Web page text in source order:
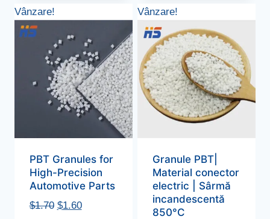
Vânzare!
PBT Granules for
High-Precision
Automotive Parts
$1.70 Pretul
$1.60Pretul
Vânzare!
Granule PBT|
Material conector
electric | Sârmă
incandescentă
850°C